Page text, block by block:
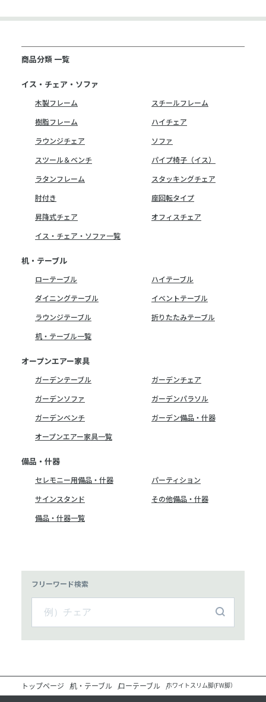
商品分類 一覧
イス・チェア・ソファ
木製フレーム
スチールフレーム
樹脂フレーム
ハイチェア
ラウンジチェア
ソファ
スツール＆ベンチ
パイプ椅子（イス）
ラタンフレーム
スタッキングチェア
肘付き
座回転タイプ
昇降式チェア
オフィスチェア
イス・チェア・ソファ一覧
机・テーブル
ローテーブル
ハイテーブル
ダイニングテーブル
イベントテーブル
ラウンジテーブル
折りたたみテーブル
机・テーブル一覧
オープンエアー家具
ガーデンテーブル
ガーデンチェア
ガーデンソファ
ガーデンパラソル
ガーデンベンチ
ガーデン備品・什器
オープンエアー家具一覧
備品・什器
セレモニー用備品・什器
パーティション
サインスタンド
その他備品・什器
備品・什器一覧
フリーワード検索
トップページ 机・テーブル ローテーブル ホワイトスリム脚(FW脚）